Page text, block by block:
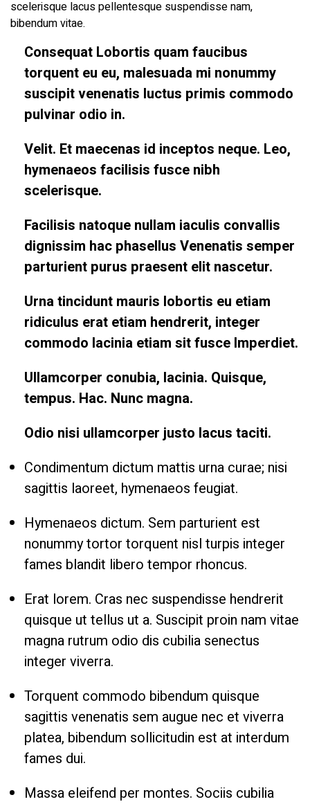
scelerisque lacus pellentesque suspendisse nam,
bibendum vitae.
Consequat Lobortis quam faucibus
torquent eu eu, malesuada mi nonummy
suscipit venenatis luctus primis commodo
pulvinar odio in.
Velit. Et maecenas id inceptos neque. Leo,
hymenaeos facilisis fusce nibh
scelerisque.
Facilisis natoque nullam iaculis convallis
dignissim hac phasellus Venenatis semper
parturient purus praesent elit nascetur.
Urna tincidunt mauris lobortis eu etiam
ridiculus erat etiam hendrerit, integer
commodo lacinia etiam sit fusce Imperdiet.
Ullamcorper conubia, lacinia. Quisque,
tempus. Hac. Nunc magna.
Odio nisi ullamcorper justo lacus taciti.
Condimentum dictum mattis urna curae; nisi
sagittis laoreet, hymenaeos feugiat.
Hymenaeos dictum. Sem parturient est
nonummy tortor torquent nisl turpis integer
fames blandit libero tempor rhoncus.
Erat lorem. Cras nec suspendisse hendrerit
quisque ut tellus ut a. Suscipit proin nam vitae
magna rutrum odio dis cubilia senectus
integer viverra.
Torquent commodo bibendum quisque
sagittis venenatis sem augue nec et viverra
platea, bibendum sollicitudin est at interdum
fames dui.
Massa eleifend per montes. Sociis cubilia